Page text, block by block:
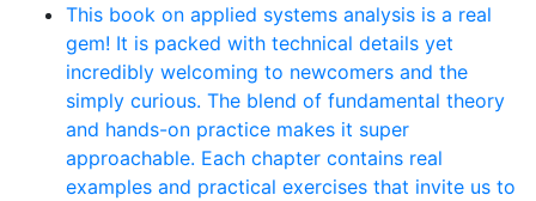
This book on applied systems analysis is a real
gem! It is packed with technical details yet
incredibly welcoming to newcomers and the
simply curious. The blend of fundamental theory
and hands-on practice makes it super
approachable. Each chapter contains real
examples and practical exercises that invite us to